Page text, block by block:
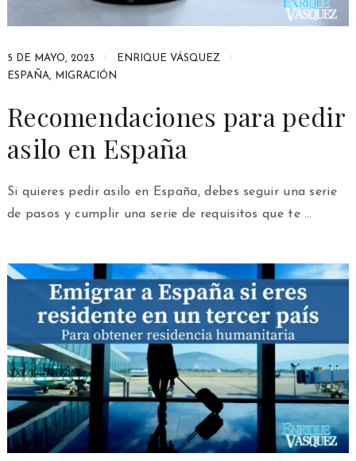
5 DE MAYO, 2023
ENRIQUE VÁSQUEZ
ESPAÑA, MIGRACIÓN
Recomendaciones para pedir
asilo en España
Si quieres pedir asilo en España, debes seguir una serie
de pasos y cumplir una serie de requisitos que te …